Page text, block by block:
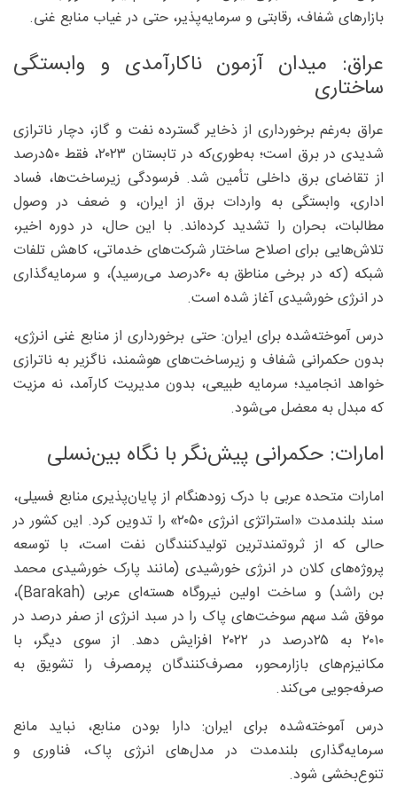
بازارهای شفاف، رقابتی و سرمایه‌پذیر، حتی در غیاب منابع غنی.
عراق: میدان آزمون ناکارآمدی و وابستگی
ساختاری
عراق به‌رغم برخورداری از ذخایر گسترده نفت و گاز، دچار ناترازی
شدیدی در برق است؛ به‌طوری‌که در تابستان ۲۰۲۳، فقط ۵۰درصد
از تقاضای برق داخلی تأمین شد. فرسودگی زیرساخت‌ها، فساد
اداری، وابستگی به واردات برق از ایران، و ضعف در وصول
مطالبات، بحران را تشدید کرده‌اند. با این حال، در دوره اخیر،
تلاش‌هایی برای اصلاح ساختار شرکت‌های خدماتی، کاهش تلفات
شبکه (که در برخی مناطق به ۶۰درصد می‌رسید)، و سرمایه‌گذاری
در انرژی خورشیدی آغاز شده است.
درس آموخته‌شده برای ایران: حتی برخورداری از منابع غنی انرژی،
بدون حکمرانی شفاف و زیرساخت‌های هوشمند، ناگزیر به ناترازی
خواهد انجامید؛ سرمایه طبیعی، بدون مدیریت کارآمد، نه مزیت
که مبدل به معضل می‌شود.
امارات: حکمرانی پیش‌نگر با نگاه بین‌نسلی
امارات متحده عربی با درک زودهنگام از پایان‌پذیری منابع فسیلی،
سند بلندمدت «استراتژی انرژی ۲۰۵۰» را تدوین کرد. این کشور در
حالی که از ثروتمندترین تولیدکنندگان نفت است، با توسعه
پروژه‌های کلان در انرژی خورشیدی (مانند پارک خورشیدی محمد
بن راشد) و ساخت اولین نیروگاه هسته‌ای عربی (Barakah)،
موفق شد سهم سوخت‌های پاک را در سبد انرژی از صفر درصد در
۲۰۱۰ به ۲۵درصد در ۲۰۲۲ افزایش دهد. از سوی دیگر، با
مکانیزم‌های بازارمحور، مصرف‌کنندگان پرمصرف را تشویق به
صرفه‌جویی می‌کند.
درس آموخته‌شده برای ایران: دارا بودن منابع، نباید مانع
سرمایه‌گذاری بلندمدت در مدل‌های انرژی پاک، فناوری و
تنوع‌بخشی شود.